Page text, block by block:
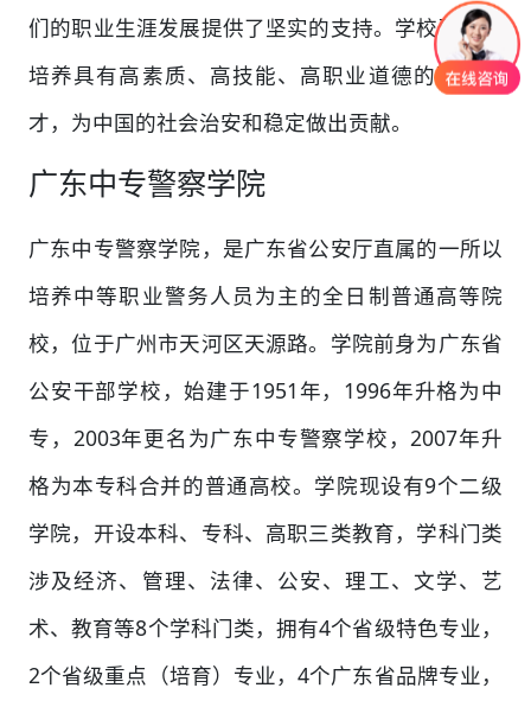
们的职业生涯发展提供了坚实的支持。学校致力于
培养具有高素质、高技能、高职业道德的警察人
才，为中国的社会治安和稳定做出贡献。
广东中专警察学院
广东中专警察学院，是广东省公安厅直属的一所以
培养中等职业警务人员为主的全日制普通高等院
校，位于广州市天河区天源路。学院前身为广东省
公安干部学校，始建于1951年，1996年升格为中
专，2003年更名为广东中专警察学校，2007年升
格为本专科合并的普通高校。学院现设有9个二级
学院，开设本科、专科、高职三类教育，学科门类
涉及经济、管理、法律、公安、理工、文学、艺
术、教育等8个学科门类，拥有4个省级特色专业，
2个省级重点（培育）专业，4个广东省品牌专业，